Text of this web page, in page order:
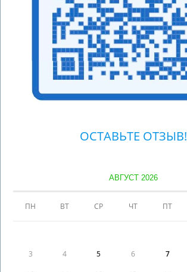
ОСТАВЬТЕ ОТЗЫВ!
АВГУСТ 2026
ПН ВТ СР ЧТ ПТ
3 4 5 6 7